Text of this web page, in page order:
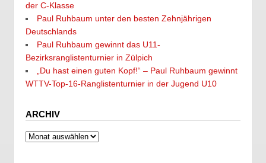
der C-Klasse
Paul Ruhbaum unter den besten Zehnjährigen
Deutschlands
Paul Ruhbaum gewinnt das U11-
Bezirksranglistenturnier in Zülpich
„Du hast einen guten Kopf!“ – Paul Ruhbaum gewinnt
WTTV-Top-16-Ranglistenturnier in der Jugend U10
ARCHIV
Archiv